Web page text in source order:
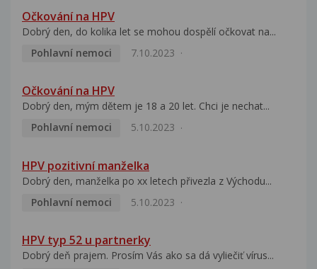
Očkování na HPV
Dobrý den, do kolika let se mohou dospělí očkovat na...
Pohlavní nemoci
7.10.2023
Očkování na HPV
Dobrý den, mým dětem je 18 a 20 let. Chci je nechat...
Pohlavní nemoci
5.10.2023
HPV pozitivní manželka
Dobrý den, manželka po xx letech přivezla z Východu...
Pohlavní nemoci
5.10.2023
HPV typ 52 u partnerky
Dobrý deň prajem. Prosím Vás ako sa dá vyliečiť vírus...